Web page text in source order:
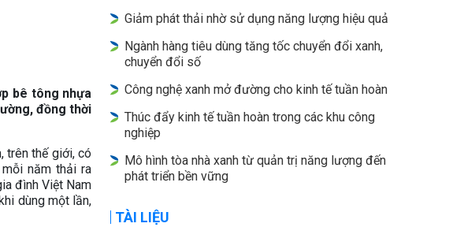
bê tông nhựa
đồng thời
trên thế giới, có
năm thải ra
đình Việt Nam
dùng một lần,
Giảm phát thải nhờ sử dụng năng lượng hiệu quả
Ngành hàng tiêu dùng tăng tốc chuyển đổi xanh,
chuyển đổi số
Công nghệ xanh mở đường cho kinh tế tuần hoàn
Thúc đẩy kinh tế tuần hoàn trong các khu công
nghiệp
Mô hình tòa nhà xanh từ quản trị năng lượng đến
phát triển bền vững
TÀI LIỆU